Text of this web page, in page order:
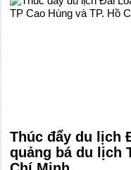
Thúc đẩy du lịch
quảng bá du lịch